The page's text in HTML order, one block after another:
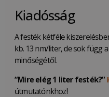
Kiadósság
A festék kétféle
kb. 13 nm/liter, de sok függ
minőségétől.
“Mire elég 1 liter festék?”
útmutatónkhoz!